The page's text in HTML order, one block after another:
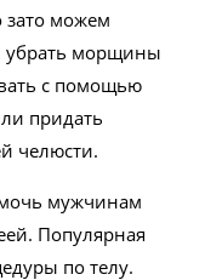
зато можем
убрать морщины
с помощью
придать
челюсти.
мужчинам
Популярная
по телу.